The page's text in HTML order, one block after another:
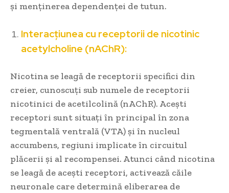
și menținerea dependenței de tutun.
Interacțiunea cu receptorii de nicotinic
acetylcholine (nAChR):
Nicotina se leagă de receptorii specifici din
creier, cunoscuți sub numele de receptorii
nicotinici de acetilcolină (nAChR). Acești
receptori sunt situați în principal în zona
tegmentală ventrală (VTA) și în nucleul
accumbens, regiuni implicate în circuitul
plăcerii și al recompensei. Atunci când nicotina
se leagă de acești receptori, activează căile
neuronale care determină eliberarea de